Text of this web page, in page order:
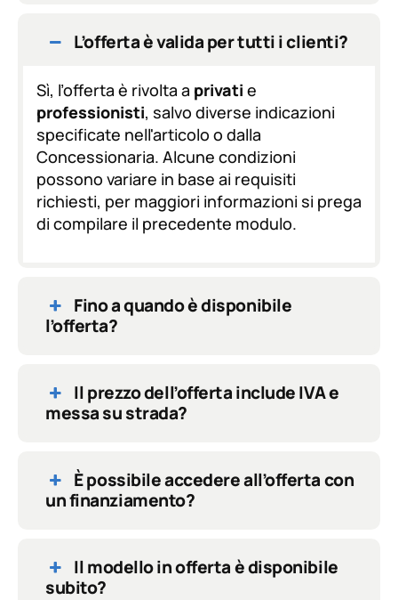
D
P
R
*
L’offerta è valida per tutti i clienti?
Sì, l’offerta è rivolta a privati e
professionisti, salvo diverse indicazioni
specificate nell'articolo o dalla
Concessionaria. Alcune condizioni
possono variare in base ai requisiti
richiesti, per maggiori informazioni si prega
di compilare il precedente modulo.
Fino a quando è disponibile
l’offerta?
Il prezzo dell’offerta include IVA e
messa su strada?
È possibile accedere all’offerta con
un finanziamento?
Il modello in offerta è disponibile
subito?